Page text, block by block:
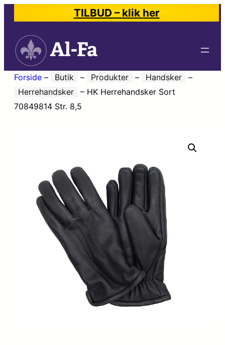
TILBUD – klik her
Forside – Butik – Produkter – Handsker
–
Herrehandsker
– HK Herrehandsker Sort
70849814 Str. 8,5